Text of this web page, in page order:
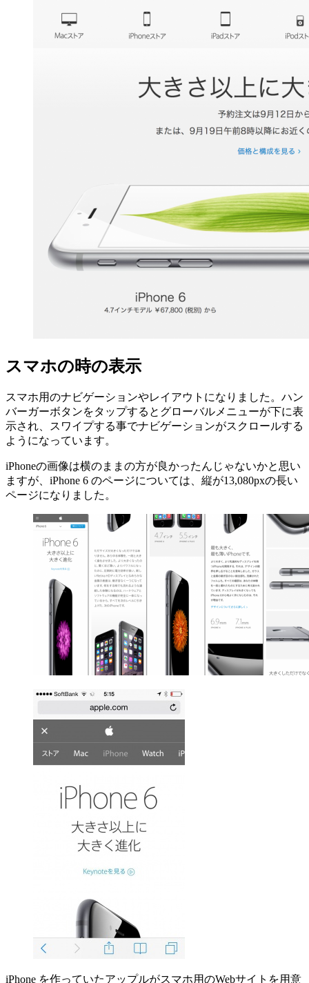
スマホの時の表示
スマホ用のナビゲーションやレイアウトになりました。ハン
バーガーボタンをタップするとグローバルメニューが下に表
示され、スワイプする事でナビゲーションがスクロールする
ようになっています。
iPhoneの画像は横のままの方が良かったんじゃないかと思い
ますが、iPhone 6 のページについては、縦が13,080pxの長い
ページになりました。
iPhone を作っていたアップルがスマホ用のWebサイトを用意